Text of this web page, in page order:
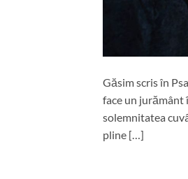
Găsim scris în
face un jurământ
solemnitatea
pline […]